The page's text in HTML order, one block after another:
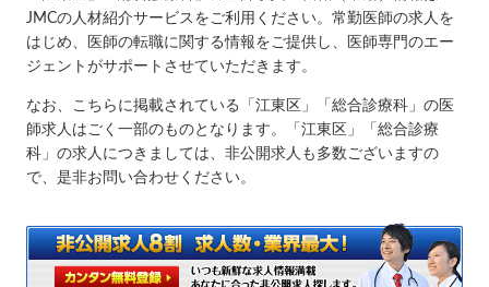
JMCの人材紹介サービスをご利用ください。常勤医師の求人を
はじめ、医師の転職に関する情報をご提供し、医師専門のエー
ジェントがサポートさせていただきます。
なお、こちらに掲載されている「江東区」「総合診療科」の医
師求人はごく一部のものとなります。「江東区」「総合診療
科」の求人につきましては、非公開求人も多数ございますの
で、是非お問い合わせください。